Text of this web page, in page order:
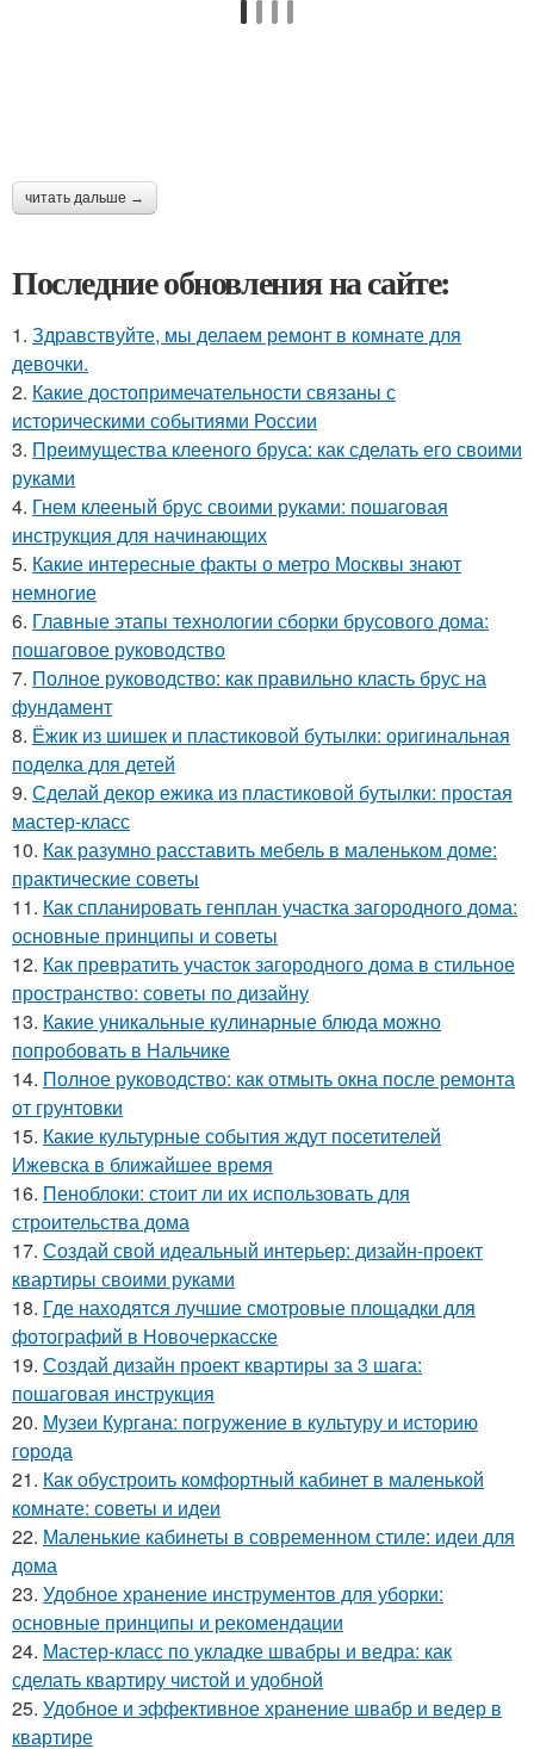
читать дальше →
Последние обновления на сайте:
1. Здравствуйте, мы делаем ремонт в комнате для
девочки.
2. Какие достопримечательности связаны с
историческими событиями России
3. Преимущества клееного бруса: как сделать его своими
руками
4. Гнем клееный брус своими руками: пошаговая
инструкция для начинающих
5. Какие интересные факты о метро Москвы знают
немногие
6. Главные этапы технологии сборки брусового дома:
пошаговое руководство
7. Полное руководство: как правильно класть брус на
фундамент
8. Ёжик из шишек и пластиковой бутылки: оригинальная
поделка для детей
9. Сделай декор ежика из пластиковой бутылки: простая
мастер-класс
10. Как разумно расставить мебель в маленьком доме:
практические советы
11. Как спланировать генплан участка загородного дома:
основные принципы и советы
12. Как превратить участок загородного дома в стильное
пространство: советы по дизайну
13. Какие уникальные кулинарные блюда можно
попробовать в Нальчике
14. Полное руководство: как отмыть окна после ремонта
от грунтовки
15. Какие культурные события ждут посетителей
Ижевска в ближайшее время
16. Пеноблоки: стоит ли их использовать для
строительства дома
17. Создай свой идеальный интерьер: дизайн-проект
квартиры своими руками
18. Где находятся лучшие смотровые площадки для
фотографий в Новочеркасске
19. Создай дизайн проект квартиры за 3 шага:
пошаговая инструкция
20. Музеи Кургана: погружение в культуру и историю
города
21. Как обустроить комфортный кабинет в маленькой
комнате: советы и идеи
22. Маленькие кабинеты в современном стиле: идеи для
дома
23. Удобное хранение инструментов для уборки:
основные принципы и рекомендации
24. Мастер-класс по укладке швабры и ведра: как
сделать квартиру чистой и удобной
25. Удобное и эффективное хранение швабр и ведер в
квартире